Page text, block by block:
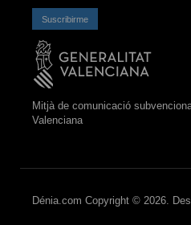
Suscribirme
Mitjà de comunicació
Valenciana
Dénia.com Copyright © 2026.